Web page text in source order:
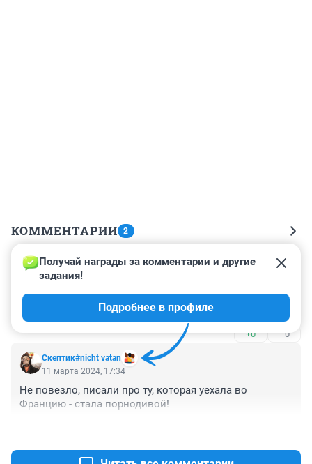
КОММЕНТАРИИ 2
Гость
11 марта 2024, 20:23
Самая добрая и ранимая девочка на проекте, это
+0 –0
Скептик#nicht vatan
Получай награды за комментарии и другие
задания!
Подробнее в профиле
11 марта 2024, 17:34
Не повезло, писали про ту, которая уехала во
Францию - стала порнодивой!